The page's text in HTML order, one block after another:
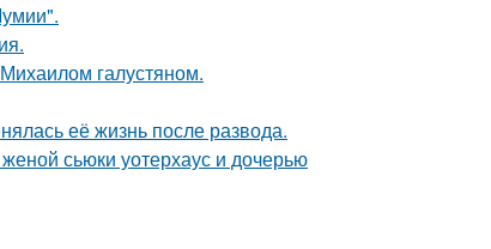
галустяном.
её жизнь после развода.
сьюки уотерхаус и дочерью